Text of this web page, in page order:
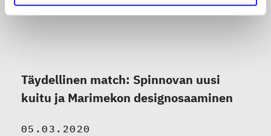
Täydellinen match: Spinnovan uusi
kuitu ja Marimekon designosaaminen
05.03.2020